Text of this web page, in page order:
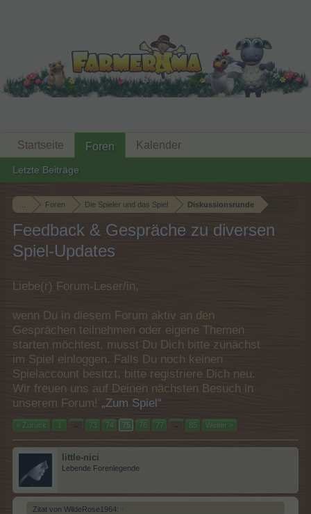
Foren Die Spieler und das Spiel Diskussionsrunde
Feedback & Gespräche zu diversen
Spiel-Updates
Liebe(r) Forum-Leser/in,
wenn Du in diesem Forum aktiv an den
Gesprächen teilnehmen oder eigene Themen
starten möchtest, musst Du Dich bitte zunächst
im Spiel einloggen. Falls Du noch keinen
Spielaccount besitzt, bitte registriere Dich neu.
Wir freuen uns auf Deinen nächsten Besuch in
unserem Forum! „Zum Spiel“
< Zurück 1 ← 73 74 75 76 77 → 85 Weiter >
little-nici
Lebende Forenlegende
Zitat von WildeRose1964: ↑
Startseite Foren
Letzte Beiträge
Kalender